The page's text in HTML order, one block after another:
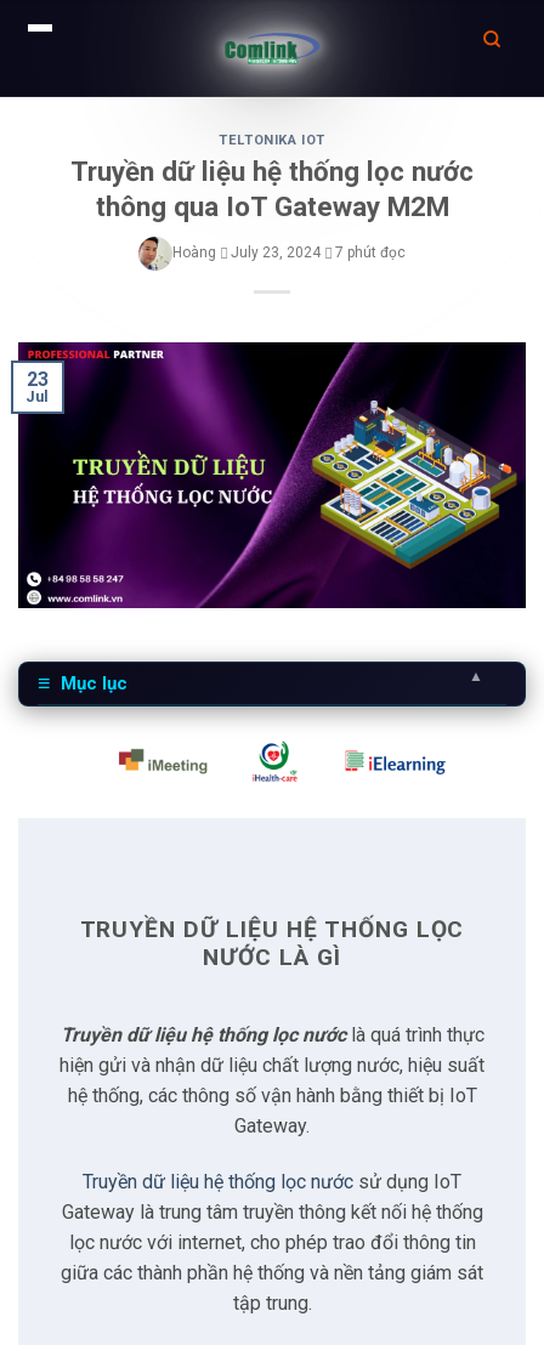
TELTONIKA IOT
Truyền dữ liệu hệ thống lọc nước
thông qua IoT Gateway M2M
Hoàng July 23, 2024 7 phút đọc
23
Jul
Mục lục ▲
Truyền dữ liệu hệ thống lọc nước là gì
Đặc thù kinh doanh nước
Mở rộng và giám sát từ xa
2.4 Đảm bảo chất lượng nước
Kết nối mạng và kiểm soát
Giao thức Modbus cho M2M
TRUYỀN DỮ LIỆU HỆ THỐNG LỌC
NƯỚC LÀ GÌ
Truyền dữ liệu hệ thống lọc nướclà quá trình thực
hiện gửi và nhận dữ liệu chất lượng nước, hiệu suất
hệ thống, các thông số vận hành bằng thiết bị IoT
Gateway.
Truyền dữ liệu hệ thống lọc nước sử dụng IoT
Gateway là trung tâm truyền thông kết nối hệ thống
lọc nước với internet, cho phép trao đổi thông tin
giữa các thành phần hệ thống và nền tảng giám sát
tập trung.